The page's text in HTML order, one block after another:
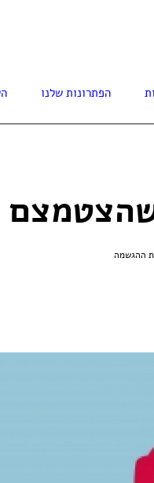
הפתרונות שלנו
ההגשמה